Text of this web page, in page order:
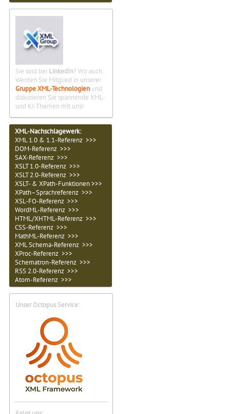
Sie sind bei LinkedIn? Wir auch.
Werden Sie Mitglied in unserer
Gruppe XML-Technologien und
diskutieren Sie spannende XML-
und KI-Themen mit uns!
XML-Nachschlagewerk:
XML 1.0 & 1.1-Referenz >>>
DOM-Referenz >>>
SAX-Referenz >>>
XSLT 1.0-Referenz >>>
XSLT 2.0-Referenz >>>
XSLT- & XPath-Funktionen >>>
XPath–Sprachreferenz >>>
XSL-FO-Referenz >>>
WordML-Referenz >>>
HTML/XHTML-Referenz >>>
CSS-Referenz >>>
MathML-Referenz >>>
XML Schema-Referenz >>>
XProc-Referenz >>>
Schematron-Referenz >>>
RSS 2.0-Referenz >>>
Atom-Referenz >>>
Unser Octopus Service: